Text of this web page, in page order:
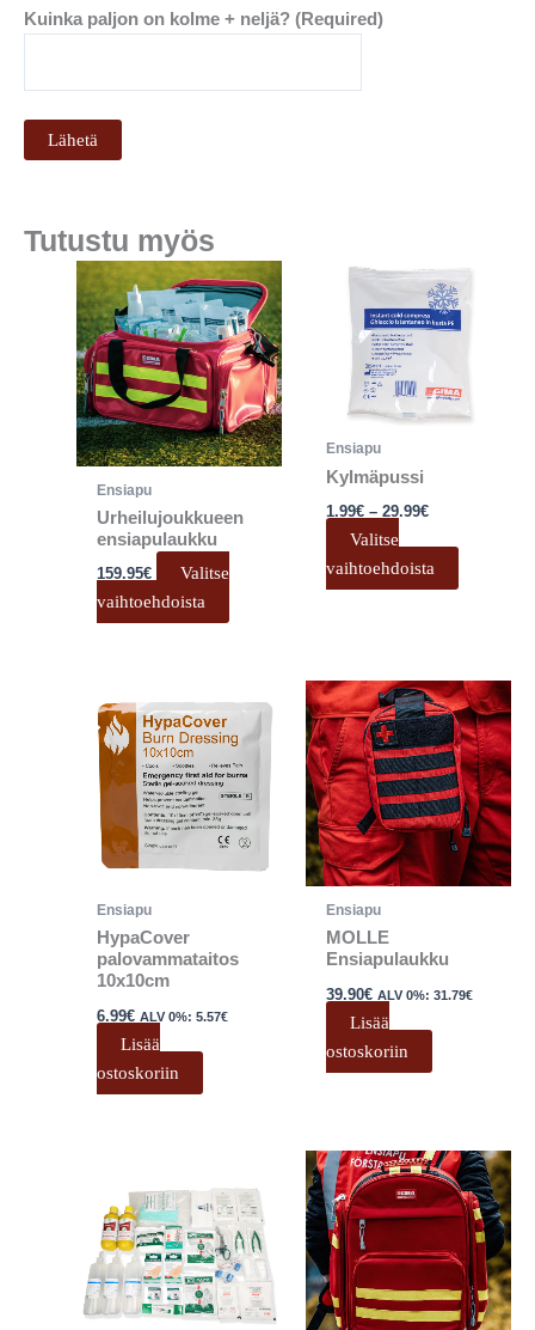
Kuinka paljon on kolme + neljä? (Required)
Tutustu myös
Ensiapu
Urheilujoukkueen
ensiapulaukku
159.95€
Valitse
vaihtoehdoista
Tällä
tuotteella
on
useampi
muunnelma.
Voit
tehdä
Ensiapu
Kylmäpussi
1.99€ – 29.99€
Hintaluokka:
1.99€
-
29.99€
Valitse
vaihtoehdoista
Tällä
tuotteella
on
Voit
Ensiapu
HypaCover
palovammataitos
10x10cm
6.99€ ALV 0%:5.57€
Lisää
ostoskoriin
Ensiapu
MOLLE
Ensiapulaukku
39.90€ ALV 0%:31.79€
Lisää
ostoskoriin